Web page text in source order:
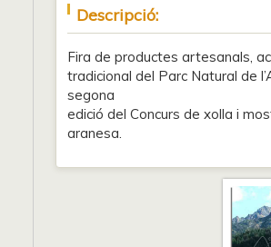
Descripció:
Fira de productes artesanals,
tradicional del Parc Natural de
segona
edició del Concurs de xolla i
aranesa.